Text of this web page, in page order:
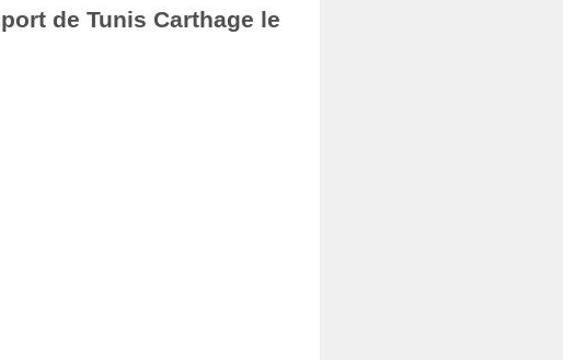
de Tunis Carthage le